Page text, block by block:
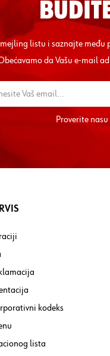
listu i saznajte među
da Vašu e-mail
Proverite nasu
kodeks
lista